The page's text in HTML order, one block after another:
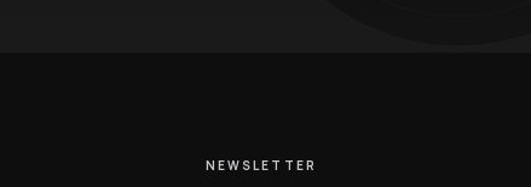
NEWSLETTER